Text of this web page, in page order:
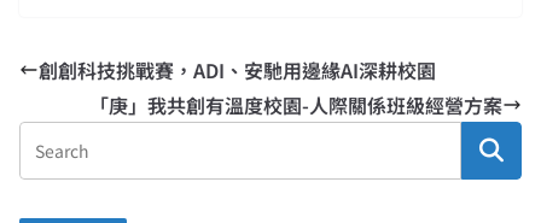
創創科技挑戰賽，ADI、安馳用邊緣AI深耕校園
「庚」我共創有溫度校園-人際關係班級經營方案